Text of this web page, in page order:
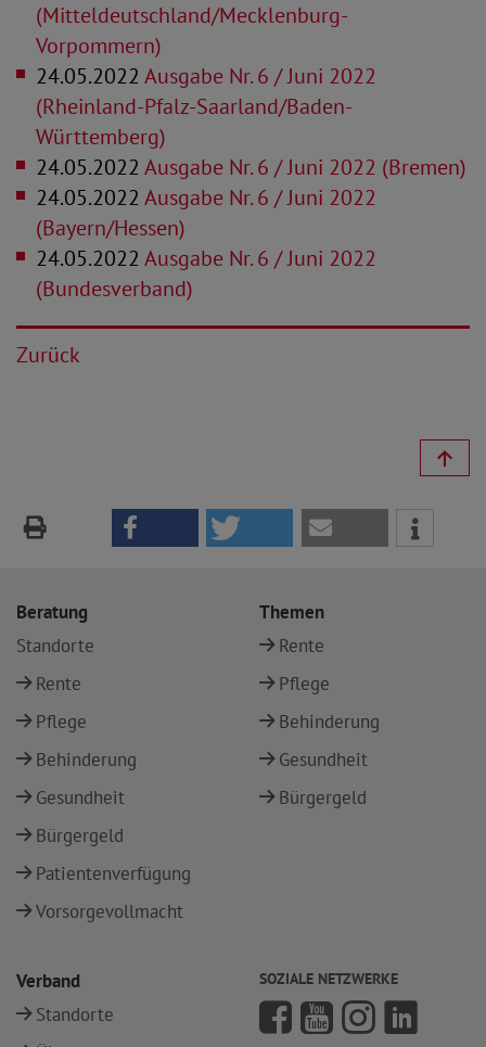
(Mitteldeutschland/Mecklenburg-
Vorpommern)
24.05.2022Ausgabe Nr. 6 / Juni 2022
(Rheinland-Pfalz-Saarland/Baden-
Württemberg)
24.05.2022Ausgabe Nr. 6 / Juni 2022 (Bremen)
24.05.2022Ausgabe Nr. 6 / Juni 2022
(Bayern/Hessen)
24.05.2022Ausgabe Nr. 6 / Juni 2022
(Bundesverband)
Zurück
Beratung
Standorte
Rente
Pflege
Behinderung
Gesundheit
Bürgergeld
Patientenverfügung
Vorsorgevollmacht
Themen
Rente
Pflege
Behinderung
Gesundheit
Bürgergeld
Verband
Standorte
SOZIALE NETZWERKE